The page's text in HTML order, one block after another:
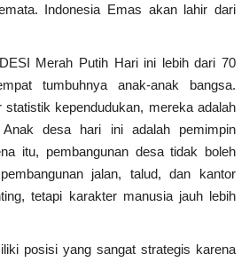
RI
Indonesia Emas akan lahir dari
Merah Putih Hari ini lebih dari 70
tumbuhnya anak-anak bangsa.
kependudukan, mereka adalah
desa hari ini adalah pemimpin
itu, pembangunan desa tidak boleh
jalan, talud, dan kantor
tetapi karakter manusia jauh lebih
posisi yang sangat strategis karena